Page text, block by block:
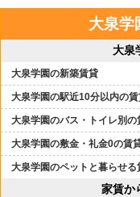
大泉学
大泉
大泉学園の新築賃貸
大泉学園の駅近10分以内の
大泉学園のバス・トイレ別の
大泉学園の敷金・礼金0の賃
大泉学園のペットと暮らせる
家賃か